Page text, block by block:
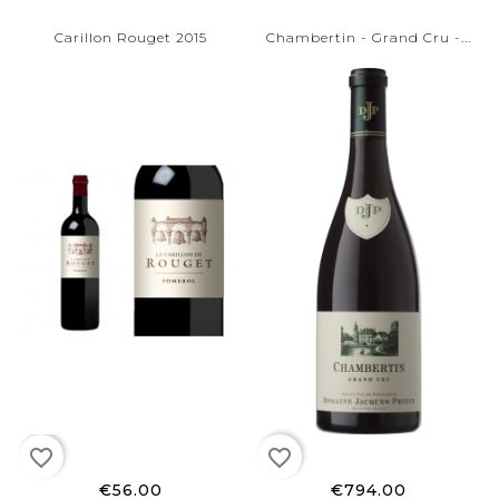
Carillon Rouget 2015
favorite_border
€56.00
Chambertin - Grand Cru -...
favorite_border
€794.00